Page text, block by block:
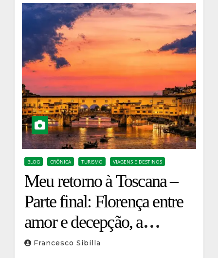
BLOG CRÔNICA TURISMO VIAGENS E DESTINOS
Meu retorno à Toscana –
Parte final: Florença entre
amor e decepção, a
despedida da cidade que
Francesco Sibilla